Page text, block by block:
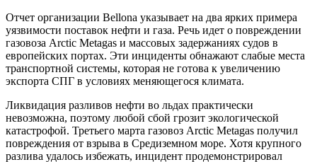
Отчет организации Bellona указывает на два ярких примера
уязвимости поставок нефти и газа. Речь идет о повреждении
газовоза Arctic Metagas и массовых задержаниях судов в
европейских портах. Эти инциденты обнажают слабые места
транспортной системы, которая не готова к увеличению
экспорта СПГ в условиях меняющегося климата.
Ликвидация разливов нефти во льдах практически
невозможна, поэтому любой сбой грозит экологической
катастрофой. Третьего марта газовоз Arctic Metagas получил
повреждения от взрыва в Средиземном море. Хотя крупного
разлива удалось избежать, инцидент продемонстрировал